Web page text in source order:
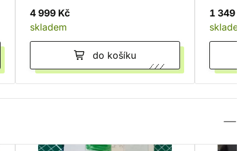
4 999 Kč
skladem
do košíku
1 349 Kč
skladem